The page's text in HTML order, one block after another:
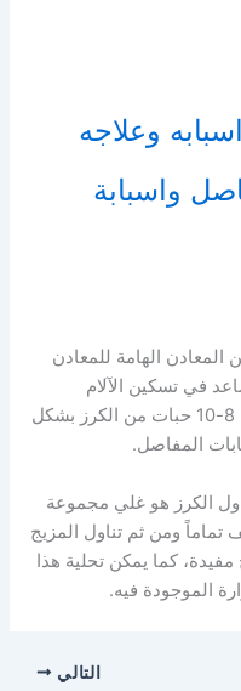
وعلاجه
واسبابة
المعادن الهامة للمعادن
في تسكين الآلام
وتخفيف الالتهابات، حيث أن تناول من 8-10 حبات من الكرز بشكل
المفاصل.
الكرز هو غلي مجموعة
ومن ثم تناول المزيج
كما يمكن تحلية هذا
الموجودة فيه.
التالي